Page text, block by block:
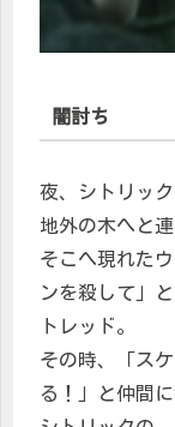
闇討ち
夜、シトリッ
地外の木へと連
そこへ現れた
ンを殺して」
トレッド。
その時、「ス
る！」と仲間